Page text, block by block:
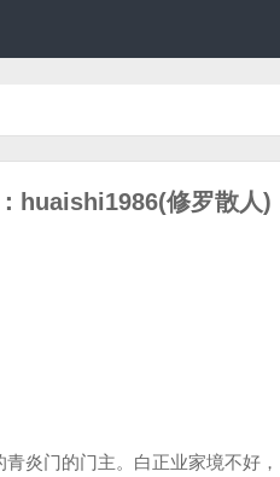
huaishi1986(修罗散人)
炎门的门主。白正业家境不好，